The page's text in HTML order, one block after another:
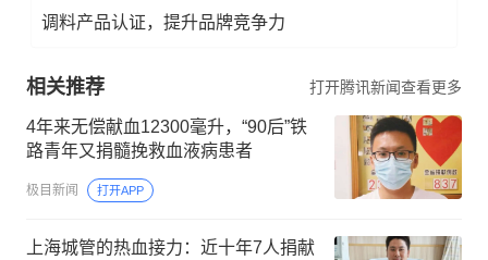
调料产品认证，提升品牌竞争力
相关推荐 打开腾讯新闻查看更多
4年来无偿献血12300毫升，“90后”铁
路青年又捐髓挽救血液病患者
极目新闻 打开APP
上海城管的热血接力：近十年7人捐献